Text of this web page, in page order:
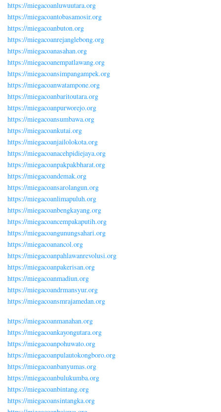
https://miegacoanluwuutara.org
https://miegacoantobasamosir.org
https://miegacoanbuton.org
https://miegacoanrejanglebong.org
https://miegacoanasahan.org
https://miegacoanempatlawang.org
https://miegacoansimpangampek.org
https://miegacoanwatampone.org
https://miegacoanbaritoutara.org
https://miegacoanpurworejo.org
https://miegacoansumbawa.org
https://miegacoankutai.org
https://miegacoanjailolokota.org
https://miegacoanacehpidiejaya.org
https://miegacoanpakpakbharat.org
https://miegacoandemak.org
https://miegacoansarolangun.org
https://miegacoanlimapuluh.org
https://miegacoanbengkayang.org
https://miegacoancempakaputih.org
https://miegacoangunungsahari.org
https://miegacoanancol.org
https://miegacoanpahlawanrevolusi.org
https://miegacoanpakerisan.org
https://miegacoanmadiun.org
https://miegacoandrmansyur.org
https://miegacoansmrajamedan.org
https://miegacoanmanahan.org
https://miegacoankayongutara.org
https://miegacoanpohuwato.org
https://miegacoanpulautokongboro.org
https://miegacoanbanyumas.org
https://miegacoanbulukumba.org
https://miegacoanbintang.org
https://miegacoansintangka.org